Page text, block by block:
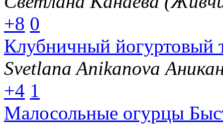
+8 0
Клубничный йогуртовый
Svetlana Anikanova
+4 1
Малосольные огурцы